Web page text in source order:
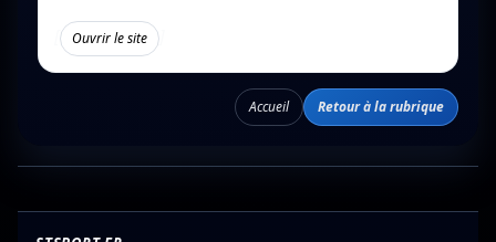
Ouvrir le site
Accueil Retour à la rubrique